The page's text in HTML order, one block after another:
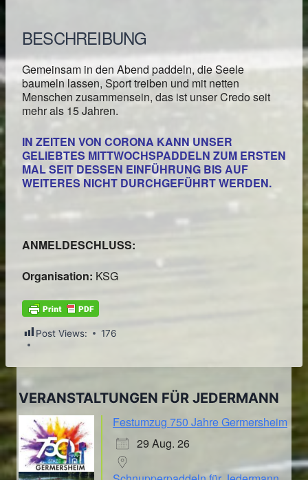
BESCHREIBUNG
Gemeinsam in den Abend paddeln, die Seele
baumeln lassen, Sport treiben und mit netten
Menschen zusammensein, das ist unser Credo seit
mehr als 15 Jahren.
IN ZEITEN VON CORONA KANN UNSER
GELIEBTES MITTWOCHSPADDELN ZUM ERSTEN
MAL SEIT DESSEN EINFÜHRUNG BIS AUF
WEITERES NICHT DURCHGEFÜHRT WERDEN.
ANMELDESCHLUSS:
Organisation: KSG
Post Views: 176
VERANSTALTUNGEN FÜR JEDERMANN
Festumzug 750 Jahre Germersheim
29 Aug. 26